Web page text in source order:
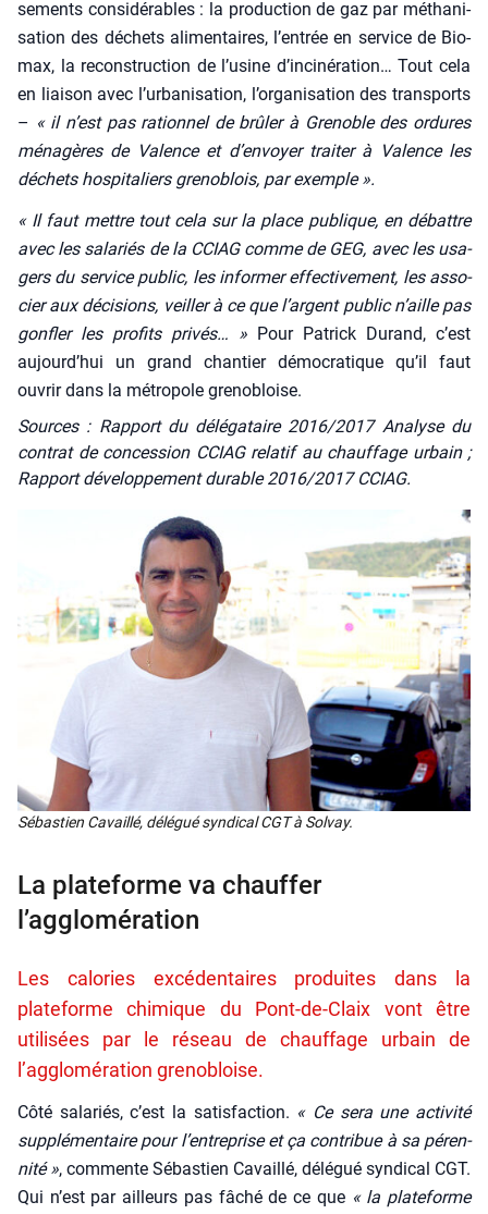
se­ments consi­dé­rables : la pro­duc­tion de gaz par métha­ni­
sa­tion des déchets ali­men­taires, l’entrée en ser­vice de Bio­
max, la recons­truc­tion de l’usine d’incinération… Tout cela
en liai­son avec l’urbanisation, l’organisation des trans­ports
– « il n’est pas ration­nel de brû­ler à Gre­noble des ordures
ména­gères de Valence et d’envoyer trai­ter à Valence les
déchets hos­pi­ta­liers gre­no­blois, par exemple ».
« Il faut mettre tout cela sur la place publique, en débattre
avec les sala­riés de la CCIAG comme de GEG, avec les usa­
gers du ser­vice public, les infor­mer effec­ti­ve­ment, les asso­
cier aux déci­sions, veiller à ce que l’argent public n’aille pas
gon­fler les pro­fits pri­vés… » Pour Patrick Durand, c’est
aujourd’hui un grand chan­tier démo­cra­tique qu’il faut
ouvrir dans la métro­pole gre­no­bloise.
Sources : Rapport du délégataire 2016/2017 Analyse du
contrat de concession CCIAG relatif au chauffage urbain ;
Rapport développement durable 2016/2017 CCIAG.
Sébas­tien Cavaillé, délé­gué syn­di­cal CGT à Sol­vay.
La plateforme va chauffer
l’agglomération
Les calories excédentaires produites dans la
plateforme chimique du Pont-de-Claix vont être
utilisées par le réseau de chauffage urbain de
l’agglomération grenobloise.
Côté sala­riés, c’est la satis­fac­tion. « Ce sera une acti­vi­té
sup­plé­men­taire pour l’entreprise et ça contri­bue à sa péren­
ni­té », com­mente Sébas­tien Cavaillé, délé­gué syn­di­cal CGT.
Qui n’est par ailleurs pas fâché de ce que « la pla­te­forme